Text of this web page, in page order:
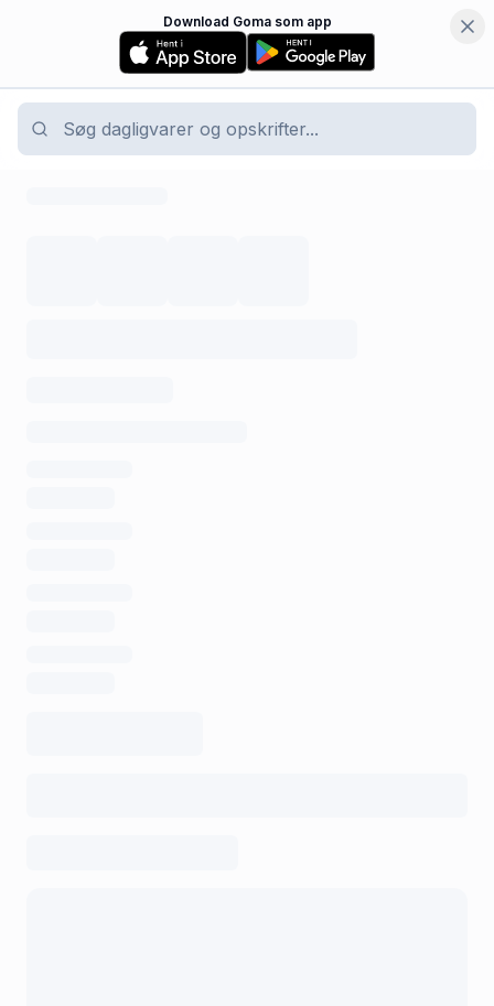
Download Goma som app